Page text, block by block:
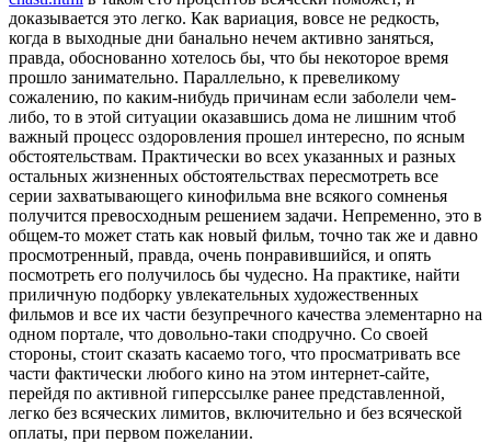
доказывается это легко. Как вариация, вовсе не редкость,
когда в выходные дни банально нечем активно заняться,
правда, обоснованно хотелось бы, что бы некоторое время
прошло занимательно. Параллельно, к превеликому
сожалению, по каким-нибудь причинам если заболели чем-
либо, то в этой ситуации оказавшись дома не лишним чтоб
важный процесс оздоровления прошел интересно, по ясным
обстоятельствам. Практически во всех указанных и разных
остальных жизненных обстоятельствах пересмотреть все
серии захватывающего кинофильма вне всякого сомненья
получится превосходным решением задачи. Непременно, это в
общем-то может стать как новый фильм, точно так же и давно
просмотренный, правда, очень понравившийся, и опять
посмотреть его получилось бы чудесно. На практике, найти
приличную подборку увлекательных художественных
фильмов и все их части безупречного качества элементарно на
одном портале, что довольно-таки сподручно. Со своей
стороны, стоит сказать касаемо того, что просматривать все
части фактически любого кино на этом интернет-сайте,
перейдя по активной гиперссылке ранее представленной,
легко без всяческих лимитов, включительно и без всяческой
оплаты, при первом пожелании.